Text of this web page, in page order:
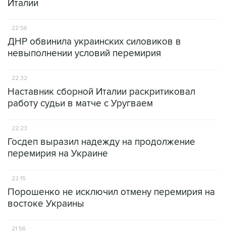
Италии
22:56
ДНР обвинила украинских силовиков в
невыполнении условий перемирия
22:32
Наставник сборной Италии раскритиковал
работу судьи в матче с Уругваем
22:23
Госдеп выразил надежду на продолжение
перемирия на Украине
22:15
Порошенко не исключил отмену перемирия на
востоке Украины
21:56